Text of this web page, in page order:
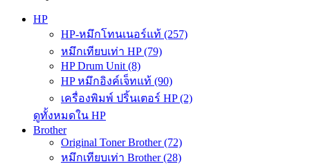
HP
HP-หมึกโทนเนอร์แท้ (257)
หมึกเทียบเท่า HP (79)
HP Drum Unit (8)
HP หมึกอิงค์เจ็ทแท้ (90)
เครื่องพิมพ์ ปริ้นเตอร์ HP (2)
ดูทั้งหมดใน HP
Brother
Original Toner Brother (72)
หมึกเทียบเท่า Brother (28)